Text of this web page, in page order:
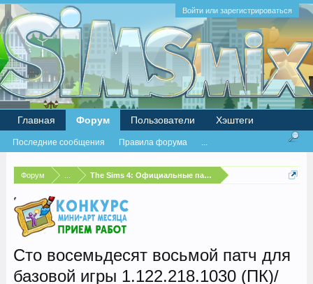
Войти или зарегистрироваться
Форум The Sims 4: Официальные патчи и бесплатные
Сто восемьдесят восьмой патч для
базовой игры 1.122.218.1030 (ПК)/
Главная Форум
Последние сообщения Правила форума ...
Пользователи Хэштеги